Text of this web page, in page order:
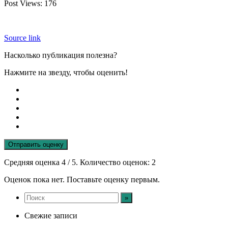
Post Views: 176
Source link
Насколько публикация полезна?
Нажмите на звезду, чтобы оценить!
Отправить оценку
Средняя оценка 4 / 5. Количество оценок: 2
Оценок пока нет. Поставьте оценку первым.
Свежие записи